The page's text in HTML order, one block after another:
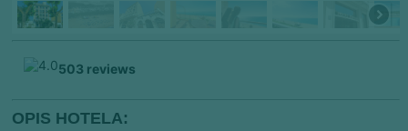
OPIS HOTELA: